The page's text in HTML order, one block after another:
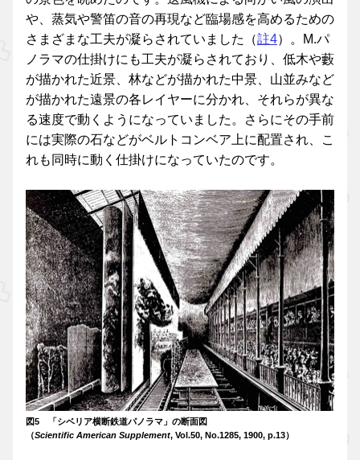
や、蒸気や警笛の音の再現など臨場感を高めるための
さまざまな工夫が凝らされていました（註4）。M.パ
ノラマの仕掛けにも工夫が凝らされており、低木や藪
が描かれた近景、林などが描かれた中景、山並みなど
が描かれた遠景の各レイヤーに分かれ、それらが異な
る速度で動くようになっていました。さらにその手前
には実際の石などがベルトコンベア上に配置され、こ
れも同時に動く仕掛けになっていたのです。
図5 「シベリア横断鉄道パノラマ」の断面図
（Scientific American Supplement, Vol.50, No.1285, 1900, p.13）